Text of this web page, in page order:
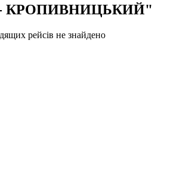
КРОПИВНИЦЬКИЙ"
рейсів не знайдено